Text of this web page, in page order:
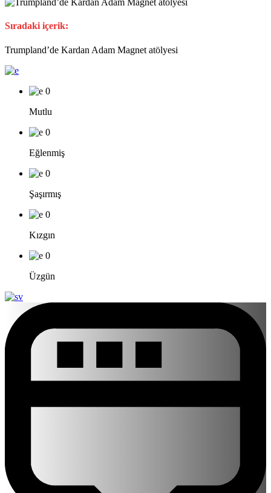
Sıradaki içerik:
Trumpland’de Kardan Adam Magnet atölyesi
0
Mutlu
0
Eğlenmiş
0
Şaşırmış
0
Kızgın
0
Üzgün